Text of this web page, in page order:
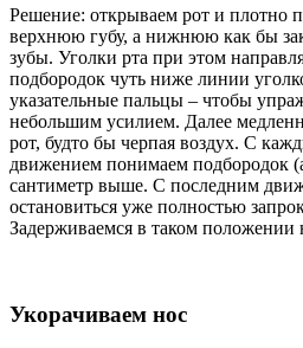
Решение: открываем рот и плотно
верхнюю губу, а нижнюю как бы
зубы. Уголки рта при этом
подбородок чуть ниже линии
указательные пальцы – чтобы
небольшим усилием. Далее
рот, будто бы черпая воздух. С
движением понимаем подбородок
сантиметр выше. С последним
остановиться уже полностью
Задерживаемся в таком положении
Укорачиваем нос